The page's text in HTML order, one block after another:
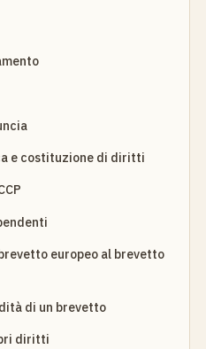
e costituzione di diritti
europeo al brevetto
di un brevetto
diritti